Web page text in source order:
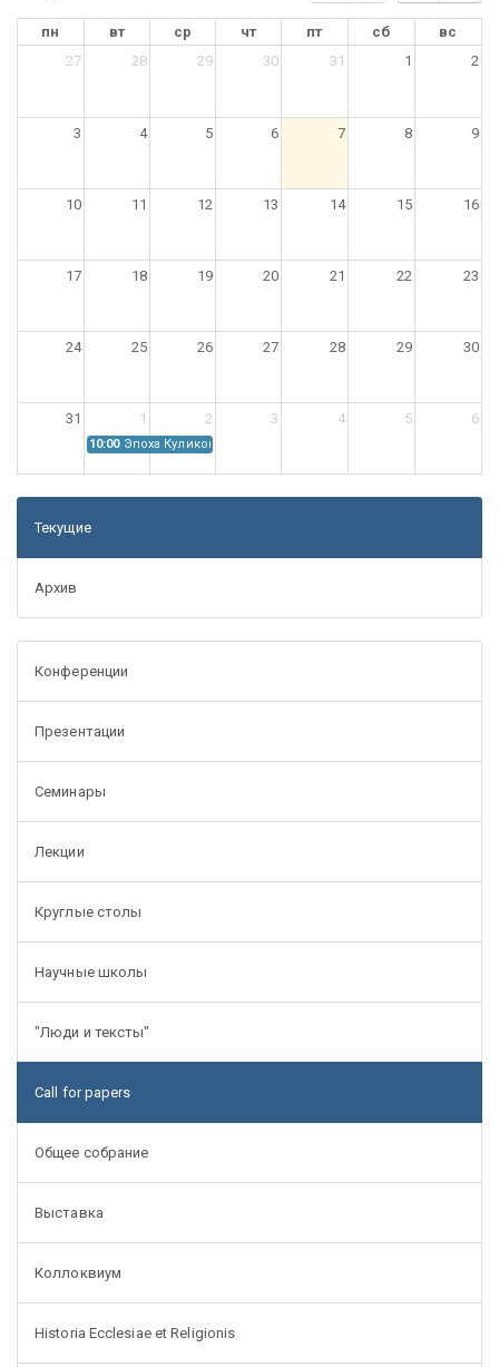
пн вт ср чт пт сб
вс
27
28 29 30 31 1 2
3 4 5 6 7 8 9
10 11 12 13 14 15 16
17 18 19 20 21 22 23
24 25 26 27 28 29 30
31 1 2 3 4 5 6
10:00 Эпоха Куликовской битвы: Проблемы источниковедения
Текущие
Архив
Конференции
Презентации
Семинары
Лекции
Круглые столы
Научные школы
"Люди и тексты"
Call for papers
Общее собрание
Выставка
Коллоквиум
Historia Ecclesiae et Religionis